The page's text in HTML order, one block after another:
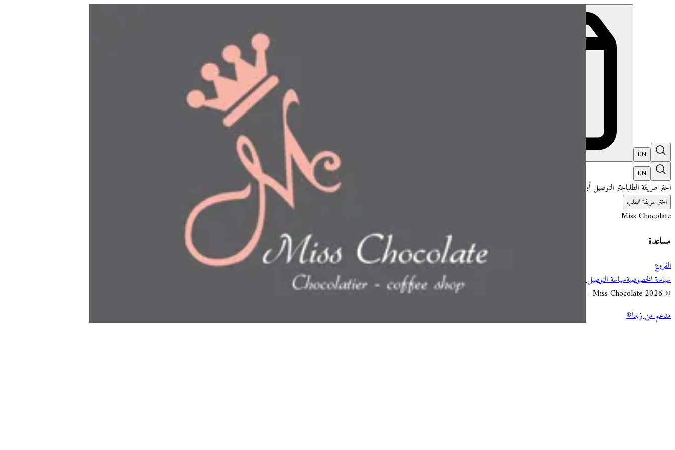
EN
EN
اختر طريقة الطلباختر التوصيل أو الاستلام حتى نتمكن من عرض هذا الصنف وبدء طلبك
اختر طريقة الطلب
Miss Chocolate
مساعدة
الفروع
سياسة الخصوصيةسياسة التوصيل والإلغاء
© 2026 Miss Chocolate · جميع الحقوق محفوظة.
مدعم من زيدا®
ميس شوكلت| مطعم للطلب اونلاين